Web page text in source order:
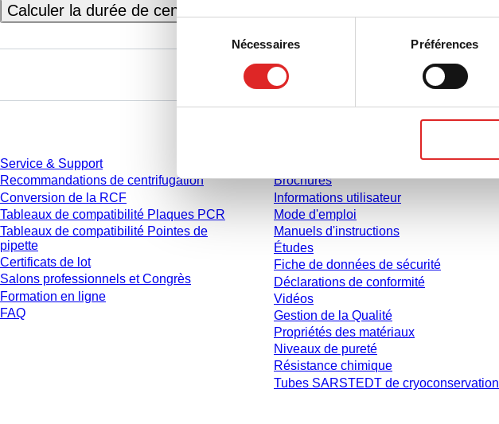
Sélection
consentement
Nécessaires Préférences
Calculer la durée de centrifugation
Service & Support
Recommandations de centrifugation
Conversion de la RCF
Tableaux de compatibilité Plaques PCR
Tableaux de compatibilité Pointes de
pipette
Certificats de lot
Salons professionnels et Congrès
Formation en ligne
FAQ
Brochures
Informations utilisateur
Mode d'emploi
Manuels d'instructions
Études
Fiche de données de sécurité
Déclarations de conformité
Vidéos
Gestion de la Qualité
Propriétés des matériaux
Niveaux de pureté
Résistance chimique
Tubes SARSTEDT de cryoconservation